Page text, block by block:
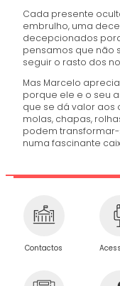
Cada presente
embrulho, uma
decepcionados
pensamos que não
seguir o rasto dos
Mas Marcelo
porque ele e o seu
que se dá valor aos
molas, chapas,
podem
numa fascinante
Contactos